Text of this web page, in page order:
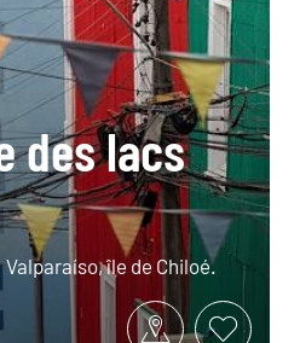
des lacs
île de Chiloé.